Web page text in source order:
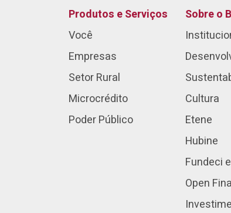
Produtos e Serviços
Você
Empresas
Setor Rural
Microcrédito
Poder Público
Sobre o
Cultura
Etene
Hubine
Fundeci
Open